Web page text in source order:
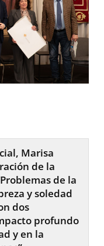
Marisa
de la
de la
y soledad
dos
profundo
y en la